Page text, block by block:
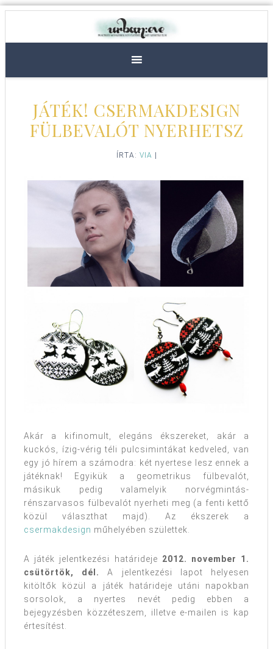
JÁTÉK! CSERMAKDESIGN
FÜLBEVALÓT NYERHETSZ
ÍRTA: VIA
Akár a kifinomult, elegáns ékszereket, akár a
kuckós, ízig-vérig téli pulcsimintákat kedveled, van
egy jó hírem a számodra: két nyertese lesz ennek a
játéknak! Egyikük a geometrikus fülbevalót,
másikuk pedig valamelyik norvégmintás-
rénszarvasos fülbevalót nyerheti meg (a fenti kettő
közül választhat majd). Az ékszerek a
csermakdesign műhelyében születtek.
A játék jelentkezési határideje 2012. november 1.
csütörtök, dél.
A jelentkezési lapot helyesen
kitöltők közül a játék határideje utáni napokban
sorsolok, a nyertes nevét pedig ebben a
bejegyzésben közzéteszem, illetve e-mailen is kap
értesítést.